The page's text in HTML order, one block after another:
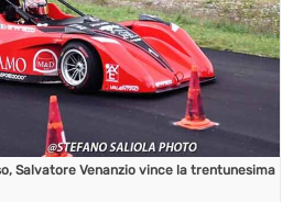
Salvatore Venanzio vince la trentunesima